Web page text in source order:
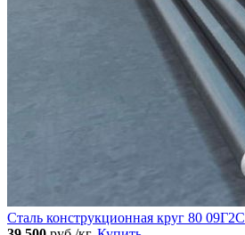
Сталь конструкционная круг 80 09Г2С